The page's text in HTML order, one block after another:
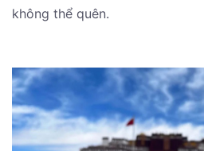
không thể quên.